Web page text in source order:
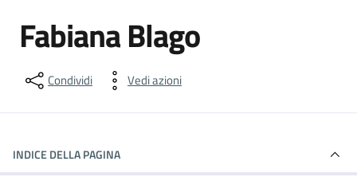
Fabiana Blago
Condividi Vedi azioni
INDICE DELLA PAGINA